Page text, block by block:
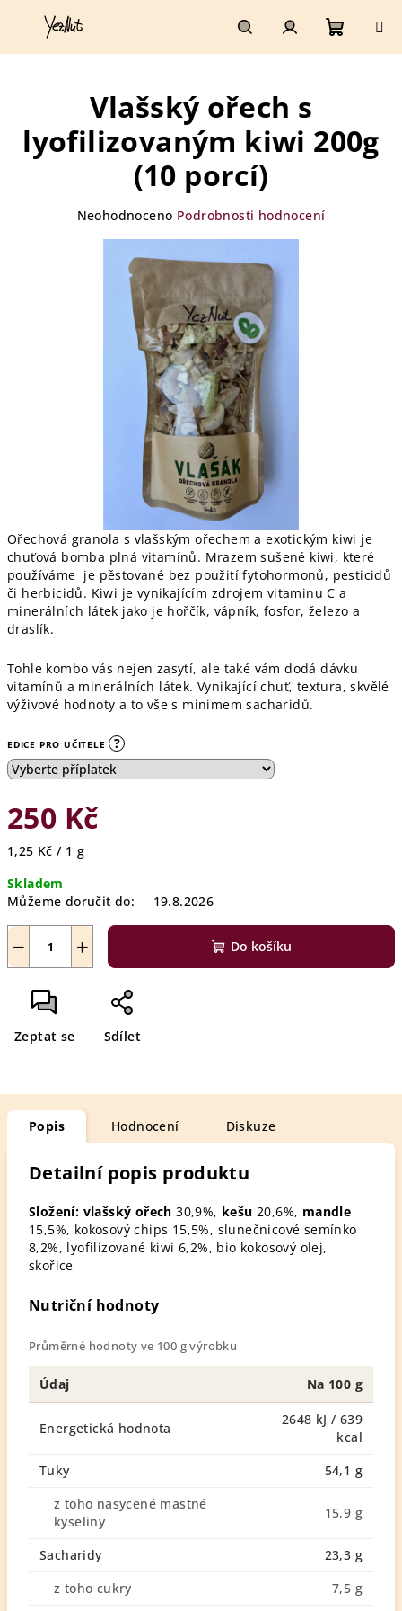
HledatPřihlášení
Ořechová granola s vlašským ořechem a exotickým kiwi je
chuťová bomba plná vitamínů. Mrazem sušené kiwi, které
používáme je pěstované bez použití fytohormonů, pesticidů
či herbicidů. Kiwi je vynikajícím zdrojem vitaminu C a
minerálních látek jako je hořčík, vápník, fosfor, železo a
draslík.
Tohle kombo vás nejen zasytí, ale také vám dodá dávku
vitamínů a minerálních látek. Vynikající chuť, textura, skvělé
výživové hodnoty a to vše s minimem sacharidů.
EDICE PRO UČITELE ?
250 Kč
Měrná
1,25 Kč / 1 g
Skladem
Můžeme doručit do:
19.8.2026
+
− Do košíku
Zeptat se Sdílet
Vlašský ořech s
lyofilizovaným kiwi 200g
(10 porcí)
Průměrné
hvězdiček.
Neohodnoceno Podrobnosti hodnocení
Popis Hodnocení Diskuze
Detailní popis produktu
Složení: vlašský ořech 30,9%, kešu 20,6%, mandle
15,5%, kokosový chips 15,5%, slunečnicové semínko
8,2%, lyofilizované kiwi 6,2%, bio kokosový olej,
skořice
Nutriční hodnoty
Průměrné hodnoty ve 100 g výrobku
Údaj Na 100 g
Energetická hodnota
2648 kJ / 639
kcal
Tuky
54,1 g
z toho nasycené mastné
kyseliny
15,9 g
Sacharidy
23,3 g
z toho cukry
7,5 g